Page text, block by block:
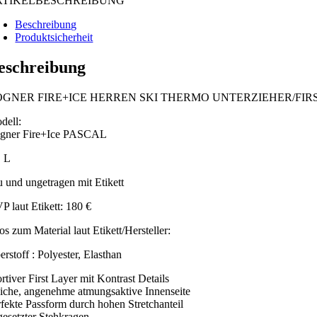
Beschreibung
Produktsicherheit
FIRE+ICE HERREN SKI THERMO UNTERZIEHER/
Fire+Ice PASCAL
L
und ungetragen mit Etikett
laut Etikett: 180 €
zum Material laut Etikett/Hersteller:
: Polyester, Elasthan
First Layer mit Kontrast Details
angenehme atmungsaktive Innenseite
Passform durch hohen Stretchanteil